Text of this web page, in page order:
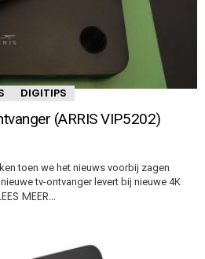
DIGITIPS
(ARRIS VIP5202)
toen we het nieuws voorbij zagen
tv-ontvanger levert bij nieuwe 4K
MEER…